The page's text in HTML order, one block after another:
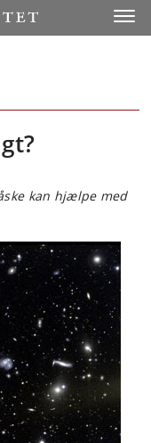
kan hjælpe med